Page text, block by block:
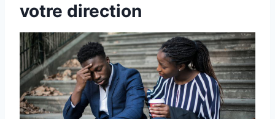
votre direction